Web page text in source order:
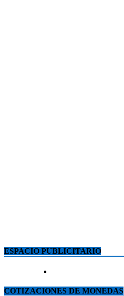
ESPACIO PUBLICITARIO
COTIZACIONES DE MONEDAS